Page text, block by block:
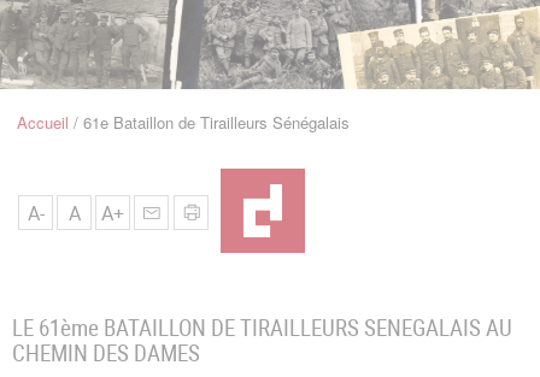
Navigation
FilAccueil 61e Bataillon de Tirailleurs Sénégalais
A- A A+
LE 61ème BATAILLON DE TIRAILLEURS SENEGALAIS AU
CHEMIN DES DAMES